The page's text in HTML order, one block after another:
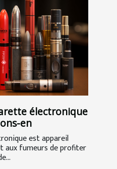
électronique
en
est appareil
aux fumeurs de profiter